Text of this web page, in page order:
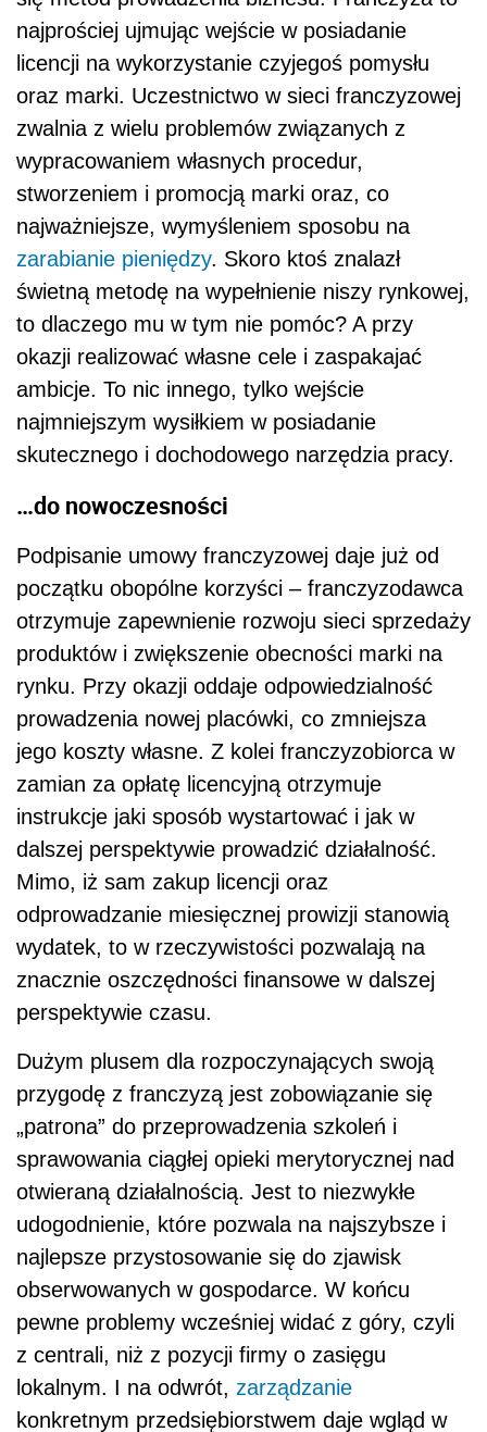
najprościej ujmując wejście w posiadanie
licencji na wykorzystanie czyjegoś pomysłu
oraz marki. Uczestnictwo w sieci franczyzowej
zwalnia z wielu problemów związanych z
wypracowaniem własnych procedur,
stworzeniem i promocją marki oraz, co
najważniejsze, wymyśleniem sposobu na
zarabianie pieniędzy. Skoro ktoś znalazł
świetną metodę na wypełnienie niszy rynkowej,
to dlaczego mu w tym nie pomóc? A przy
okazji realizować własne cele i zaspakajać
ambicje. To nic innego, tylko wejście
najmniejszym wysiłkiem w posiadanie
skutecznego i dochodowego narzędzia pracy.
…do nowoczesności
Podpisanie umowy franczyzowej daje już od
początku obopólne korzyści – franczyzodawca
otrzymuje zapewnienie rozwoju sieci sprzedaży
produktów i zwiększenie obecności marki na
rynku. Przy okazji oddaje odpowiedzialność
prowadzenia nowej placówki, co zmniejsza
jego koszty własne. Z kolei franczyzobiorca w
zamian za opłatę licencyjną otrzymuje
instrukcje jaki sposób wystartować i jak w
dalszej perspektywie prowadzić działalność.
Mimo, iż sam zakup licencji oraz
odprowadzanie miesięcznej prowizji stanowią
wydatek, to w rzeczywistości pozwalają na
znacznie oszczędności finansowe w dalszej
perspektywie czasu.
Dużym plusem dla rozpoczynających swoją
przygodę z franczyzą jest zobowiązanie się
„patrona” do przeprowadzenia szkoleń i
sprawowania ciągłej opieki merytorycznej nad
otwieraną działalnością. Jest to niezwykłe
udogodnienie, które pozwala na najszybsze i
najlepsze przystosowanie się do zjawisk
obserwowanych w gospodarce. W końcu
pewne problemy wcześniej widać z góry, czyli
z centrali, niż z pozycji firmy o zasięgu
lokalnym. I na odwrót, zarządzanie
konkretnym przedsiębiorstwem daje wgląd w